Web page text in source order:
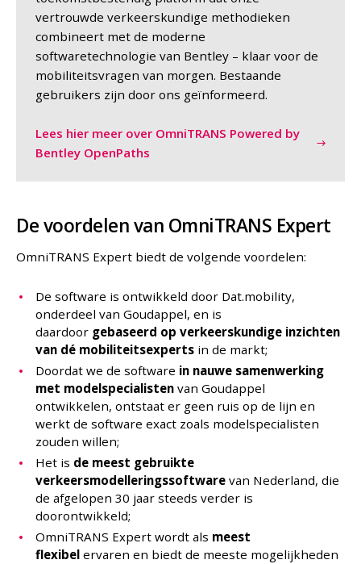
vertrouwde verkeerskundige methodieken
combineert met de moderne
softwaretechnologie van Bentley – klaar voor de
mobiliteitsvragen van morgen. Bestaande
gebruikers zijn door ons geïnformeerd.
Lees hier meer over OmniTRANS Powered by
Bentley OpenPaths
De voordelen van OmniTRANS Expert
OmniTRANS Expert biedt de volgende voordelen:
De software is ontwikkeld door Dat.mobility,
onderdeel van Goudappel, en is
daardoor gebaseerd op verkeerskundige inzichten
van dé mobiliteitsexperts in de markt;
Doordat we de software in nauwe samenwerking
met modelspecialisten van Goudappel
ontwikkelen, ontstaat er geen ruis op de lijn en
werkt de software exact zoals modelspecialisten
zouden willen;
Het is de meest gebruikte
verkeersmodelleringssoftwarevan Nederland, die
de afgelopen 30 jaar steeds verder is
doorontwikkeld;
OmniTRANS Expert wordt als meest
flexibel ervaren en biedt de meeste mogelijkheden